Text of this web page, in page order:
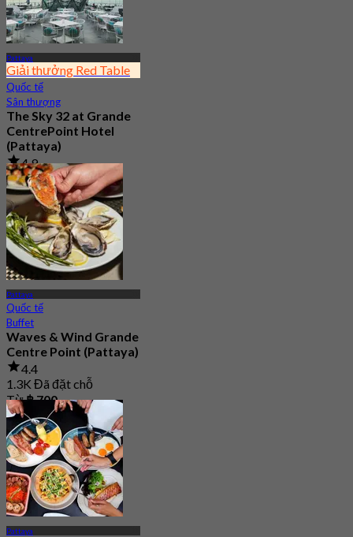
Pattaya
Giải thưởng Red Table
Quốc tế
Sân thượng
The Sky 32 at Grande
CentrePoint Hotel
(Pattaya)
4.9
11.7K Đã đặt chỗ
Từ฿ 980
Pattaya
Quốc tế
Buffet
Waves & Wind Grande
Centre Point (Pattaya)
4.4
1.3K Đã đặt chỗ
Từ฿ 700
Pattaya